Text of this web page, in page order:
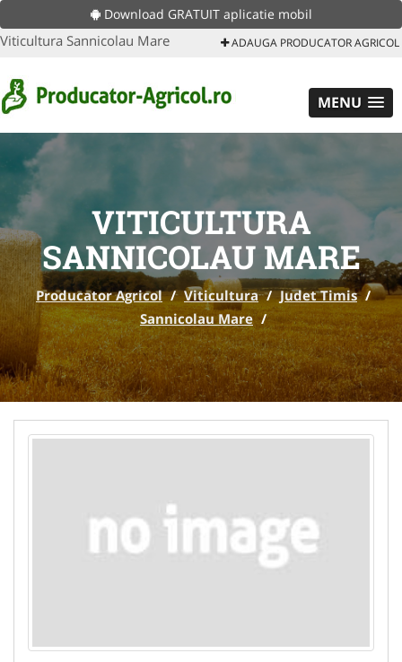
Download GRATUIT aplicatie mobil
Viticultura Sannicolau Mare ADAUGA PRODUCATOR AGRICOL
MENU
VITICULTURA
SANNICOLAU MARE
Producator Agricol / Viticultura / Judet Timis /
Sannicolau Mare /